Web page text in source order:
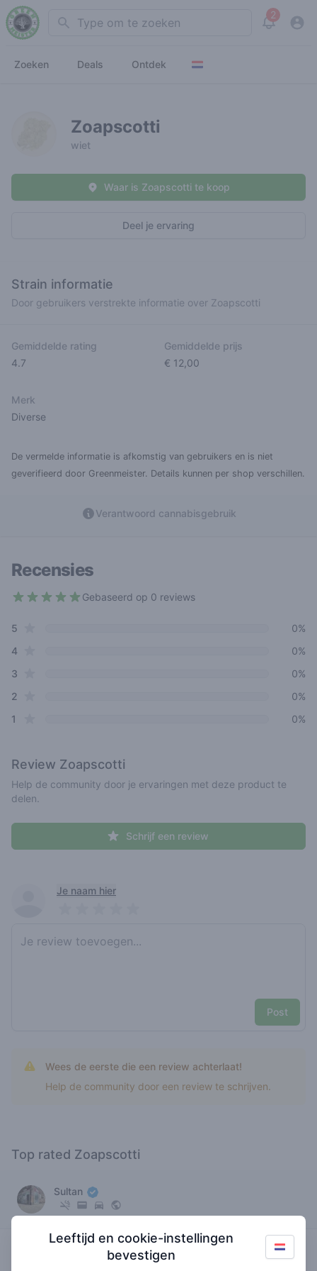
Search 2
View
Zoeken Deals Ontdek
Zoapscotti
wiet
Deel je ervaring
Waar is Zoapscotti te koop
Strain informatie
Door gebruikers verstrekte informatie over Zoapscotti
Gemiddelde rating
4.7
Gemiddelde prijs
€ 12,00
Merk
Diverse
De vermelde informatie is afkomstig van gebruikers en is niet
geverifieerd door Greenmeister. Details kunnen per shop verschillen.
Verantwoord cannabisgebruik
Recensies
Gebaseerd op 0 reviews
Review data
5
0%
4star reviews
0%
3
0%
2
0%
1
0%
Review Zoapscotti
Help de community door je ervaringen met deze product te
delen.
Schrijf een review
Recent reviews
Je naam hier
Post
Wees de eerste die een review achterlaat!
Help de community door een review te schrijven.
Top rated Zoapscotti
Sultan
€€€€
Leeftijd en cookie-instellingen
bevestigen